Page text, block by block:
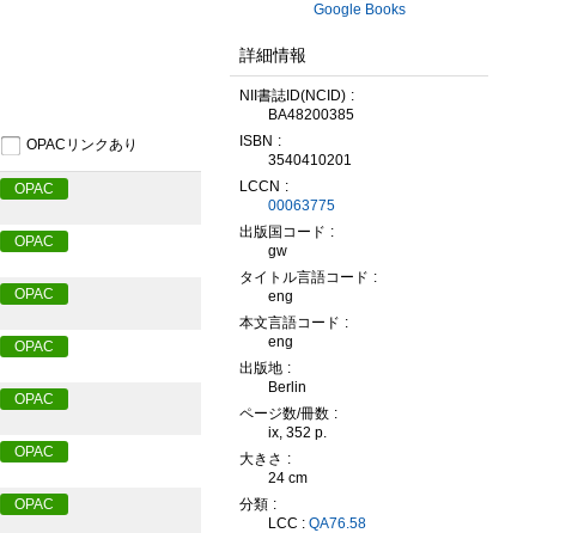
OPACリンクあり
OPAC
OPAC
OPAC
OPAC
OPAC
OPAC
OPAC
Google Books
詳細情報
NII書誌ID(NCID)
BA48200385
ISBN
3540410201
LCCN
00063775
出版国コード
gw
タイトル言語コード
eng
本文言語コード
eng
出版地
Berlin
ページ数/冊数
ix, 352 p.
大きさ
24 cm
分類
LCC : QA76.58